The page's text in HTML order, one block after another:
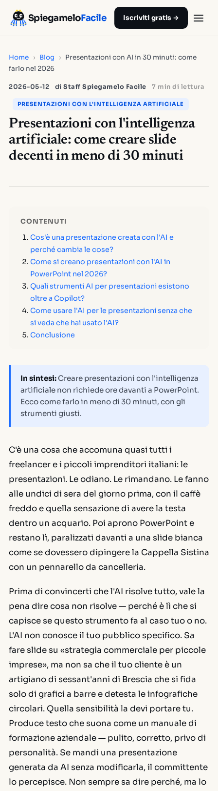
SpiegameloFacile Iscriviti gratis →
Home › Blog › Presentazioni con AI in 30 minuti: come
farlo nel 2026
2026-05-12 di Staff Spiegamelo Facile 7 min di lettura
PRESENTAZIONI CON L'INTELLIGENZA ARTIFICIALE
Presentazioni con l'intelligenza
artificiale: come creare slide
decenti in meno di 30 minuti
CONTENUTI
Cos'è una presentazione creata con l'AI e
perché cambia le cose?
Come si creano presentazioni con l'AI in
PowerPoint nel 2026?
Quali strumenti AI per presentazioni esistono
oltre a Copilot?
Come usare l'AI per le presentazioni senza che
si veda che hai usato l'AI?
Conclusione
In sintesi:Creare presentazioni con l'intelligenza
artificiale non richiede ore davanti a PowerPoint.
Ecco come farlo in meno di 30 minuti, con gli
strumenti giusti.
C'è una cosa che accomuna quasi tutti i
freelancer e i piccoli imprenditori italiani: le
presentazioni. Le odiano. Le rimandano. Le fanno
alle undici di sera del giorno prima, con il caffè
freddo e quella sensazione di avere la testa
dentro un acquario. Poi aprono PowerPoint e
restano lì, paralizzati davanti a una slide bianca
come se dovessero dipingere la Cappella Sistina
con un pennarello da cancelleria.
Prima di convincerti che l'AI risolve tutto, vale la
pena dire cosa non risolve — perché è lì che si
capisce se questo strumento fa al caso tuo o no.
L'AI non conosce il tuo pubblico specifico. Sa
fare slide su «strategia commerciale per piccole
imprese», ma non sa che il tuo cliente è un
artigiano di sessant'anni di Brescia che si fida
solo di grafici a barre e detesta le infografiche
circolari. Quella sensibilità la devi portare tu.
Produce testo che suona come un manuale di
formazione aziendale — pulito, corretto, privo di
personalità. Se mandi una presentazione
generata da AI senza modificarla, il committente
lo percepisce. Non sempre sa dire perché, ma lo